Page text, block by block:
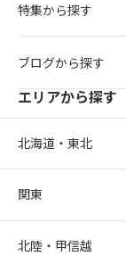
特集から探す
ブログから探す
エリアから探す
北海道・東北
関東
北陸・甲信越